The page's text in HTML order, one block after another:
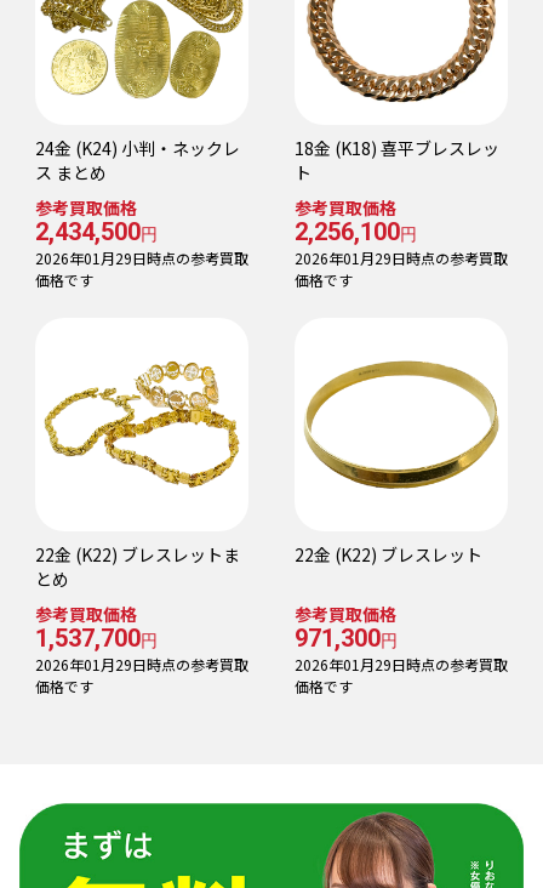
24金 (K24) 小判・ネックレ
ス まとめ
参考買取価格
2,434,500円
2026年01月29日時点の参考買取
価格です
18金 (K18) 喜平ブレスレッ
ト
参考買取価格
2,256,100円
2026年01月29日時点の参考買取
価格です
22金 (K22) ブレスレットま
とめ
参考買取価格
1,537,700円
2026年01月29日時点の参考買取
価格です
22金 (K22) ブレスレット
参考買取価格
971,300円
2026年01月29日時点の参考買取
価格です